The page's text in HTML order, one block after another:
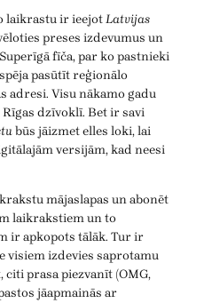
laikrastu ir ieejotLatvijas
preses izdevumus un
fīča, par ko pastnieki
pasūtīt reģionālo
adresi. Visu nākamo gadu
dzīvoklī. Bet ir savi
būs jāizmet elles loki, lai
versijām, kad neesi
mājaslapas un abonēt
laikrakstiem un to
ir apkopots tālāk. Tur ir
visiem izdevies saprotamu
prasa piezvanīt (OMG,
jāapmainās ar